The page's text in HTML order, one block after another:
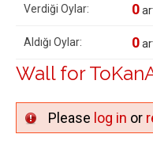
Verdiği Oylar: 0
Aldığı Oylar: 0
Wall for
Please log in or